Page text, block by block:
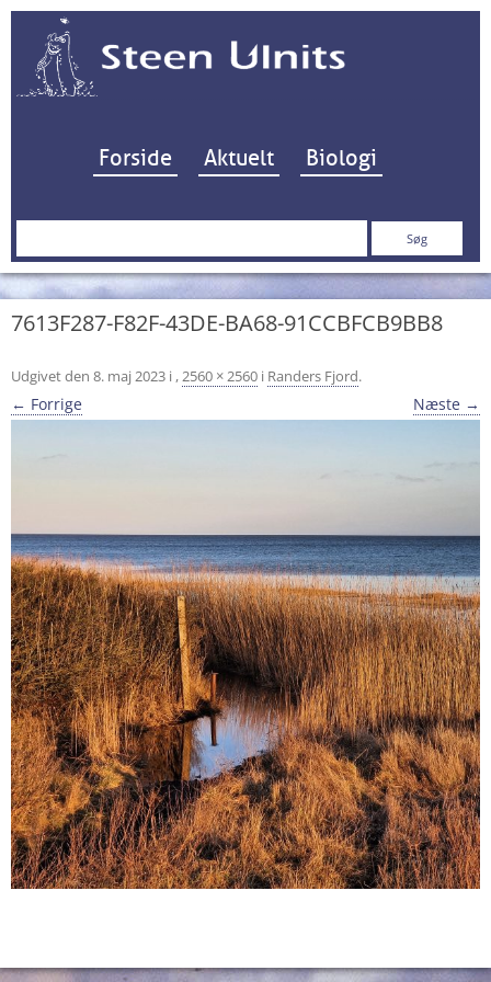
Hop til indhold
Forside Aktuelt Biologi
Søg
7613F287-F82F-43DE-BA68-91CCBFCB9BB8
Udgivet den 8. maj 2023 i ,2560 × 2560 i Randers Fjord.
← Forrige Næste →